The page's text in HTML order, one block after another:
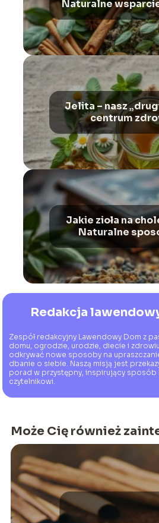
Naturalne
z nadwagą i
Jelita – nasz
centrum
Jakie zioła na
Naturalne
obniżenie
poziomu
Redakcja
Zespół redakcyjny Lawendowy Dom z
domu, ogrodzie, urodzie, diecie i
odkrywać nowe sposoby na
dbanie o siebie. Naszą misją jest
porad w przystępny, inspirujący sposób
czytelnikowi.
Może Cię również